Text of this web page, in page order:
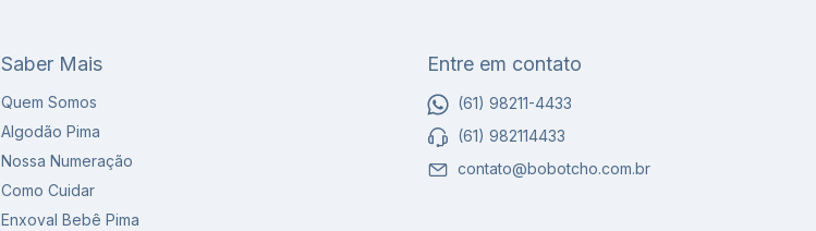
Saber Mais
Quem Somos
Algodão Pima
Nossa Numeração
Como Cuidar
Enxoval Bebê Pima
Entre em contato
(61) 98211-4433
(61) 982114433
contato@bobotcho.com.br